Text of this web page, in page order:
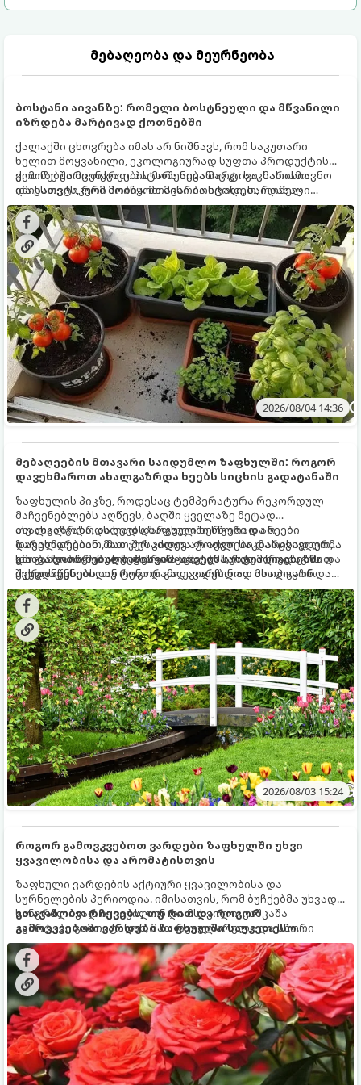
მებაღეობა და მეურნეობა
ბოსტანი აივანზე: რომელი ბოსტნეული და მწვანილი
იზრდება მარტივად ქოთნებში
ქალაქში ცხოვრება იმას არ ნიშნავს, რომ საკუთარი
ხელით მოყვანილი, ეკოლოგიურად სუფთა პროდუქტის
გემოზე უარი თქვათ. პატარა აივანიც კი საკმარისია
იმისათვის, რომ მოიწყოთ მინი-ბოსტანი, საიდანაც
ყოველდღიურად ახალ, არომატულ მწვანილსა და
ბოსტნეულს მოკრეფთ.
ქოთნებში მცენარეების მოშენება მარტივი, სასიამოვნო
და ესთეტიკური ჰობია. მთავარია იცოდეთ, რომელი
კულტურები ეგუებიან ქოთნის პირობებს ყველაზე კარგად
და როგორ მოუაროთ მათ სწორად.
2026/08/04 14:36
მებაღეების მთავარი საიდუმლო ზაფხულში: როგორ
დავეხმაროთ ახალგაზრდა ხეებს სიცხის გადატანაში
ზაფხულის პიკზე, როდესაც ტემპერატურა რეკორდულ
მაჩვენებლებს აღწევს, ბაღში ყველაზე მეტად
ახალგაზრდა, ახლად დარგული ნერგები და ხეები
ზარალდებიან. მათ ჯერ კიდევ არ აქვთ საკმარისად ღრმა
და განვითარებული ფესვთა სისტემა, რათა ნიადაგის
ქვედა ფენებიდან ტენი დამოუკიდებლად მოიპოვონ.
თუ ახალგაზრდა ხეებს ზაფხულში სწორად არ
დავეხმარებით, მათ შესაძლოა ფოთლები დასცვივდეთ,
ხმობა დაიწყონ ან ზამთრის ყინვებს სუსტი ორგანიზმით
შეხვდნენ.
გთავაზობთ მებაღეების გამოცდილ საიდუმლოებებსა და
ოქროს წესებს, თუ როგორ გადავარჩინოთ ახალგაზრდა
ხეები ზაფხულის სიცხეში:
2026/08/03 15:24
როგორ გამოვკვებოთ ვარდები ზაფხულში უხვი
ყვავილობისა და არომატისთვის
ზაფხული ვარდების აქტიური ყვავილობისა და
სურნელების პერიოდია. იმისათვის, რომ ბუჩქებმა უხვად,
ხანგრძლივად იყვავილონ და მსხვილი, კაშკაშა
კვირტები გამოიტანონ, მათ რეგულარული და სწორი
გამოკვება სჭირდებათ. ზაფხულის პერიოდში მცენარის
მოთხოვნილებები იცვლება, ამიტომ მნიშვნელოვანია
ვიცოდეთ, რომელი სასუქები გამოიყენება ამ დროს.
გთავაზობთ რჩევებს, თუ რით და როგორ
გამოვკვებოთ ვარდები ზაფხულში საუკეთესო
შედეგის მისაღწევად: